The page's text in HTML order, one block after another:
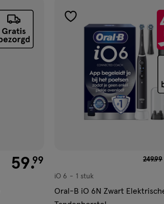
€ 59.99
59.99
toevoegen
verlanglijst
van €
249.99
iO
6,
iO 6 1 stuk
Oral-B iO 6N Zwart